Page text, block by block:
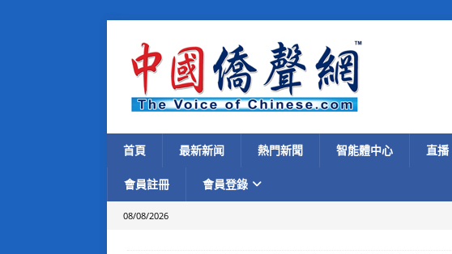
首頁 最新新闻 熱門新聞 智能體中心 直播
會員註冊 會員登錄
08/08/2026